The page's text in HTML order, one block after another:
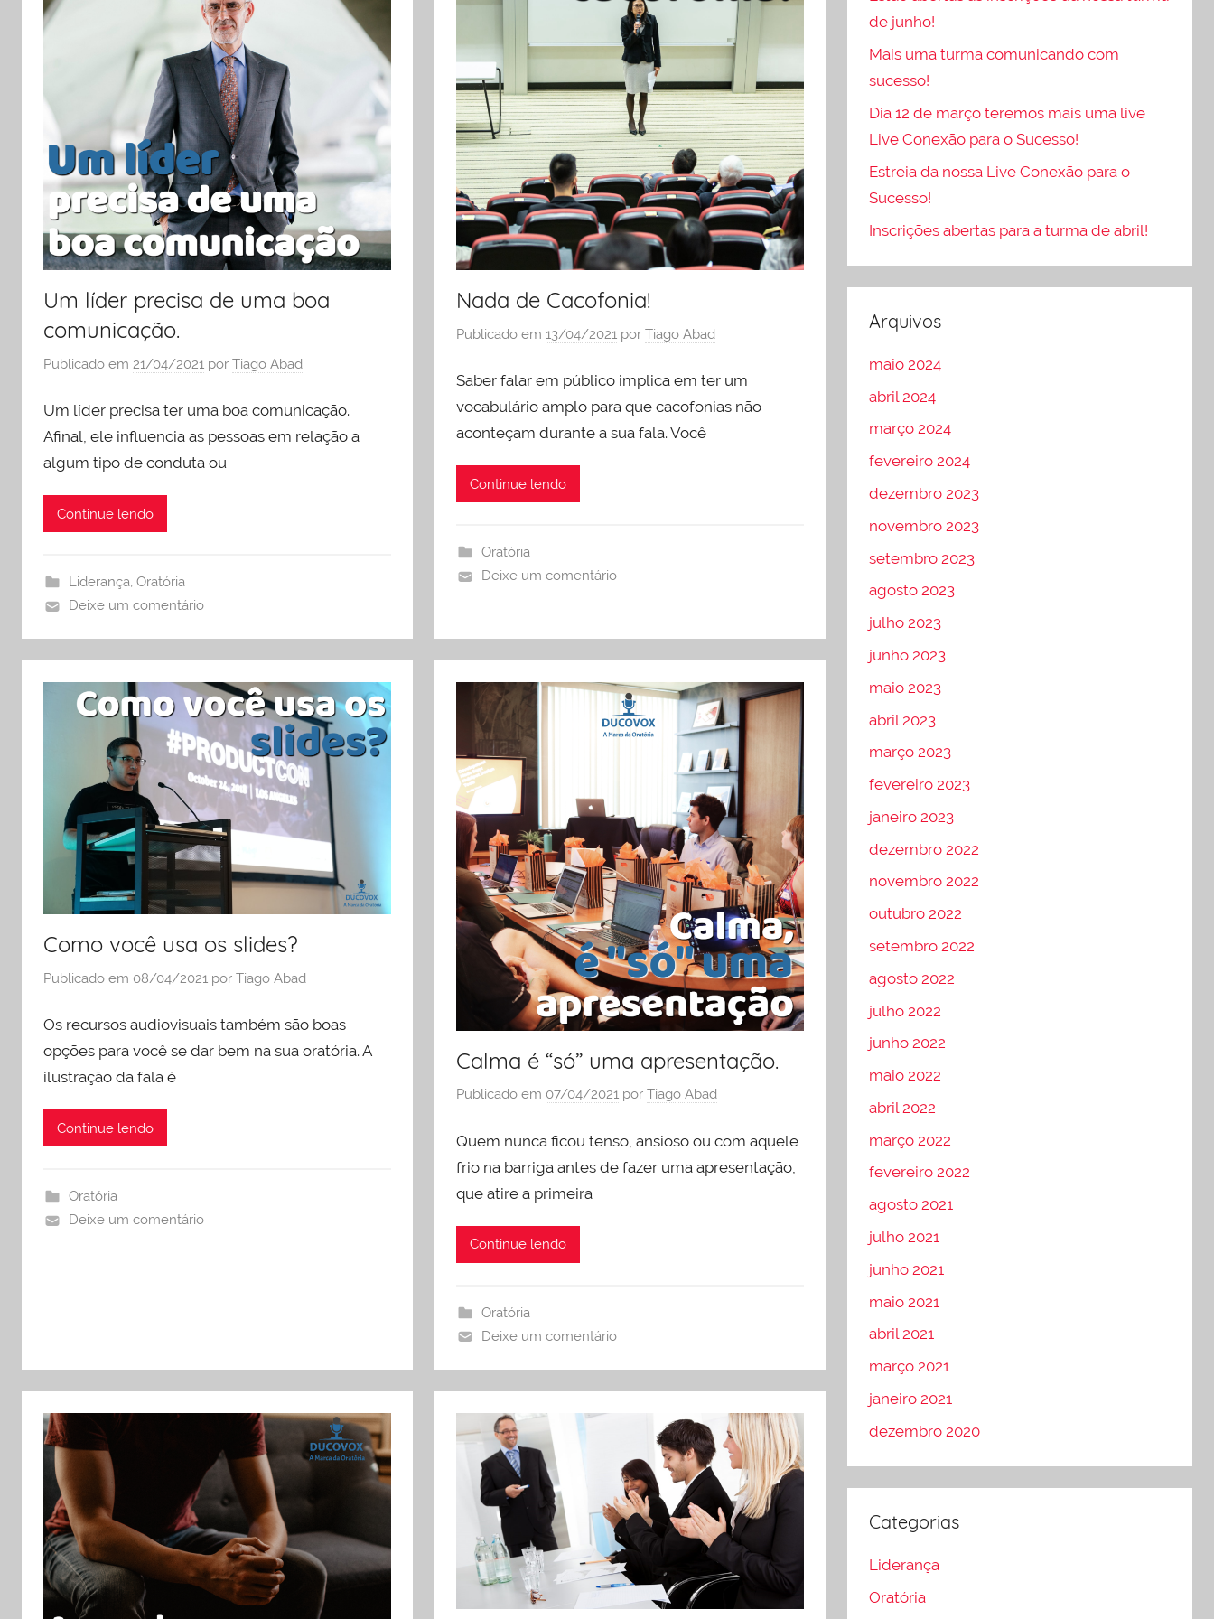
liderança
Um líder precisa de uma boa
comunicação.
Publicado em 21/04/2021 por Tiago Abad
Um líder precisa ter uma boa comunicação.
Afinal, ele influencia as pessoas em relação a
algum tipo de conduta ou
Continue lendo
Liderança, Oratória
Deixe um comentário
Nada de Cacofonia!
Publicado em13/04/2021 porTiago Abad
Saber falar em público implica em ter um
vocabulário amplo para que cacofonias não
aconteçam durante a sua fala. Você
Continue lendo
Oratória
Deixe um comentário
Como você usa os slides?
Publicado em 08/04/2021 por Tiago Abad
Os recursos audiovisuais também são boas
opções para você se dar bem na sua oratória. A
ilustração da fala é
Continue lendo
Oratória
Deixe um comentário
Calma é “só” uma apresentação.
Publicado em 07/04/2021 porTiago Abad
Quem nunca ficou tenso, ansioso ou com aquele
frio na barriga antes de fazer uma apresentação,
que atire a primeira
Continue lendo
Oratória
Deixe um comentário
de junho!
Mais uma turma comunicando com
sucesso!
Dia 12 de março teremos mais uma live
Live Conexão para o Sucesso!
Estreia da nossa Live Conexão para o
Sucesso!
Inscrições abertas para a turma de abril!
Arquivos
maio 2024
abril 2024
março 2024
fevereiro 2024
dezembro 2023
novembro 2023
setembro 2023
agosto 2023
julho 2023
junho 2023
maio 2023
abril 2023
março 2023
fevereiro 2023
janeiro 2023
dezembro 2022
novembro 2022
outubro 2022
setembro 2022
agosto 2022
julho 2022
junho 2022
maio 2022
abril 2022
março 2022
fevereiro 2022
agosto 2021
julho 2021
junho 2021
maio 2021
abril 2021
março 2021
janeiro 2021
dezembro 2020
Categorias
Liderança
Oratória